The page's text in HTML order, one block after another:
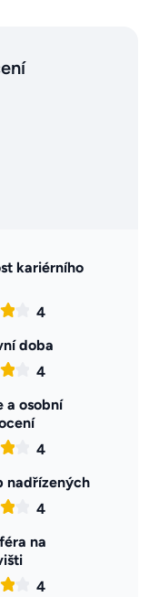
kariérního
4
doba
4
a osobní
4
nadřízených
4
na
4